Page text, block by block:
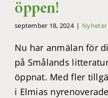
öppen!
september 18, 2024 | Nyheter
Nu har anmälan för
på Smålands
öppnat. Med fler
i Elmias